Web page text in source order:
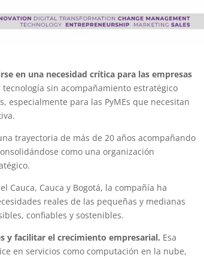
en una necesidad crítica para las empresas
sin acompañamiento estratégico
especialmente para las PyMEs que necesitan
trayectoria de más de 20 años acompañando
como una organización
Cauca, Cauca y Bogotá, la compañía ha
reales de las pequeñas y medianas
confiables y sostenibles.
y facilitar el crecimiento empresarial. Esa
en servicios como computación en la nube,